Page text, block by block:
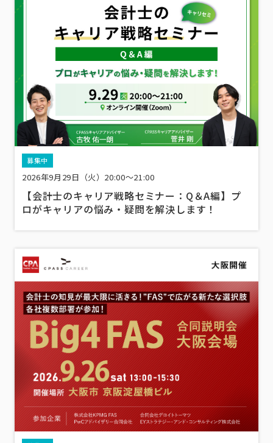
募集中
2026年9月29日（火）20:00～21:00
【会計士のキャリア戦略セミナー：Q＆A編】プ
ロがキャリアの悩み・疑問を解決します！